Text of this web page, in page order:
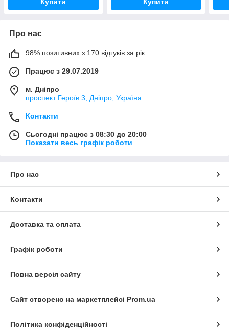
Про нас
98% позитивних з 170 відгуків за рік
Працює з 29.07.2019
м. Дніпро
проспект Героїв 3, Дніпро, Україна
Контакти
Сьогодні працює з 08:30 до 20:00
Показати весь графік роботи
Про нас
Контакти
Доставка та оплата
Графік роботи
Повна версія сайту
Сайт створено на маркетплейсі Prom.ua
Політика конфіденційності